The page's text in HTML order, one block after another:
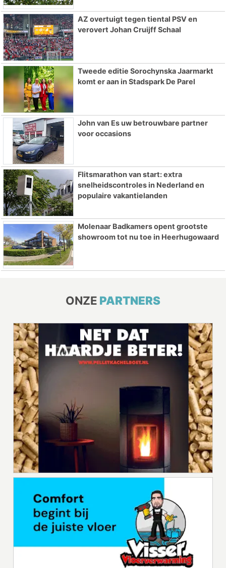
AZ overtuigt tegen tiental PSV en
verovert Johan Cruijff Schaal
Tweede editie Sorochynska Jaarmarkt
komt er aan in Stadspark De Parel
John van Es uw betrouwbare partner
voor occasions
Flitsmarathon van start: extra
snelheidscontroles in Nederland en
populaire vakantielanden
Molenaar Badkamers opent grootste
showroom tot nu toe in Heerhugowaard
ONZE PARTNERS